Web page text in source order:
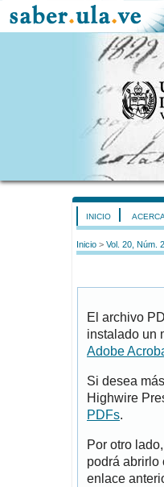
INICIO
Inicio > Vol. 20, Núm.
El archivo
instalado un
Adobe
Si desea
Highwire
PDFs.
Por otro
podrá abrirlo
enlace